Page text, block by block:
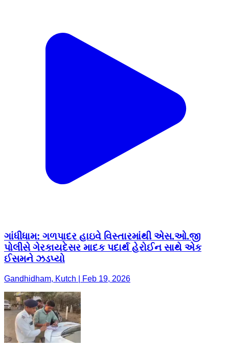
ગાંધીધામ: ગળપાદર હાઇવે વિસ્તારમાંથી એસ.ઓ.જી
પોલીસે ગેરકાયદેસર માદક પદાર્થ હેરોઈન સાથે એક
ઈસમને ઝડપ્યો
Gandhidham, Kutch | Feb 19, 2026